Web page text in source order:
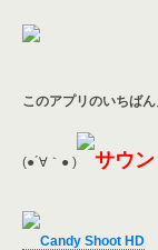
このアプリのいちばん
(●´∀｀● ) サウ
Candy Shoot HD